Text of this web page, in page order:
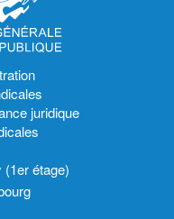
juridique
(1er étage)